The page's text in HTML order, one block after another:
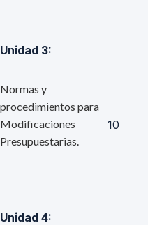
Unidad 3:
Normas y
procedimientos para
Modificaciones
Presupuestarias.
10
Unidad 4: